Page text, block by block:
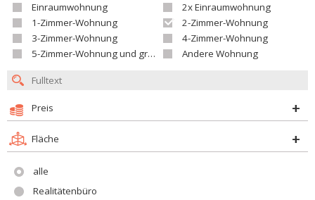
Einraumwohnung
2x Einraumwohnung
1-Zimmer-Wohnung
2-Zimmer-Wohnung
3-Zimmer-Wohnung
4-Zimmer-Wohnung
5-Zimmer-Wohnung und größer
Andere Wohnung
Preis
Fläche
alle
Realitätenbüro